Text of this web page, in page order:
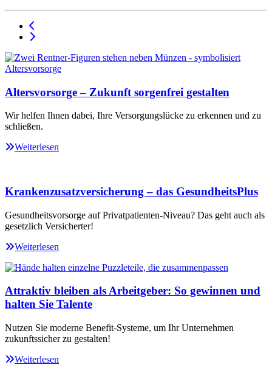
Altersvorsorge – Zukunft sorgenfrei gestalten
Wir helfen Ihnen dabei, Ihre Versorgungslücke zu erkennen und zu
schließen.
Weiterlesen
Krankenzusatzversicherung – das GesundheitsPlus
Gesundheitsvorsorge auf Privatpatienten-Niveau? Das geht auch als
gesetzlich Versicherter!
Weiterlesen
Attraktiv bleiben als Arbeitgeber: So gewinnen und
halten Sie Talente
Nutzen Sie moderne Benefit-Systeme, um Ihr Unternehmen
zukunftssicher zu gestalten!
Weiterlesen